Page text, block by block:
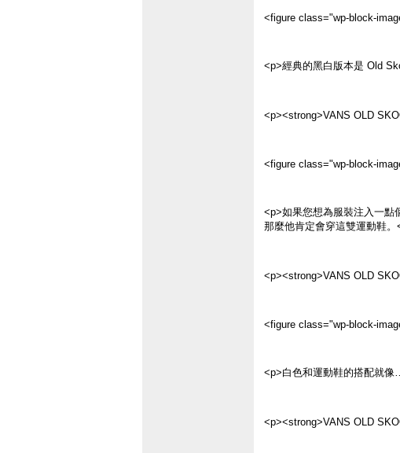
<figure class="wp-block-
<p>經典的黑白版本是 Old
<p><strong>VANS OLD
<figure class="wp-block-
<p>如果您想為服裝注入一點
那麼他肯定會穿這雙運動鞋。
<p><strong>VANS OLD
<figure class="wp-block-
<p>白色和運動鞋的搭配就
<p><strong>VANS OLD